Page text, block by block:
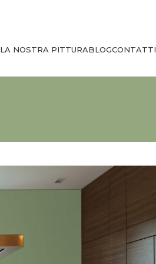
LA NOSTRA PITTURABLOGCONTATTI